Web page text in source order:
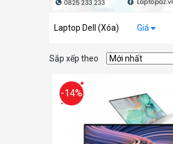
Laptop Dell (Xóa) Giá
Sắp xếp theo
-14%